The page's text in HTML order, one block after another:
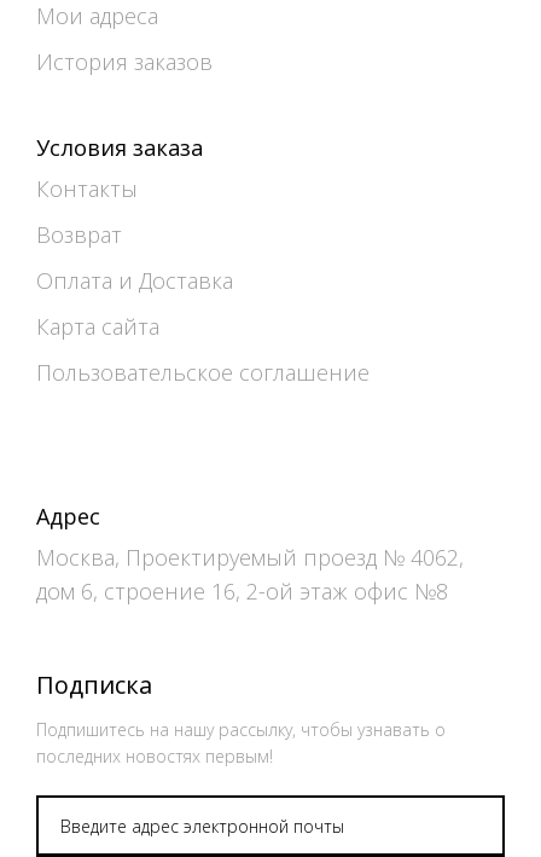
Мои адреса
История заказов
Условия заказа
Контакты
Возврат
Оплата и Доставка
Карта сайта
Пользовательское соглашение
Адрес
Москва, Проектируемый проезд № 4062,
дом 6, строение 16, 2-ой этаж офис №8
Подписка
Подпишитесь на нашу рассылку, чтобы узнавать о
последних новостях первым!